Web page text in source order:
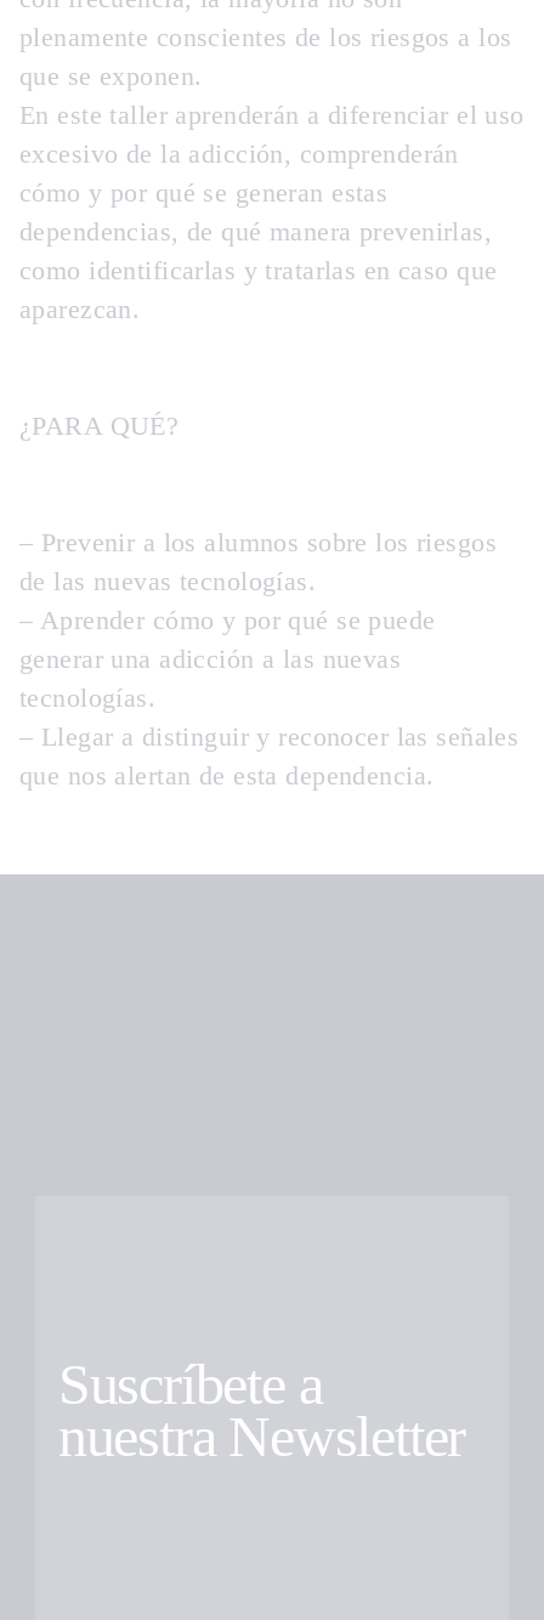
plenamente conscientes de los riesgos a los
que se exponen.
En este taller aprenderán a diferenciar el uso
excesivo de la adicción, comprenderán
cómo y por qué se generan estas
dependencias, de qué manera prevenirlas,
como identificarlas y tratarlas en caso que
aparezcan.
¿PARA QUÉ?
– Prevenir a los alumnos sobre los riesgos
de las nuevas tecnologías.
– Aprender cómo y por qué se puede
generar una adicción a las nuevas
tecnologías.
– Llegar a distinguir y reconocer las señales
que nos alertan de esta dependencia.
Suscríbete a
nuestra Newsletter